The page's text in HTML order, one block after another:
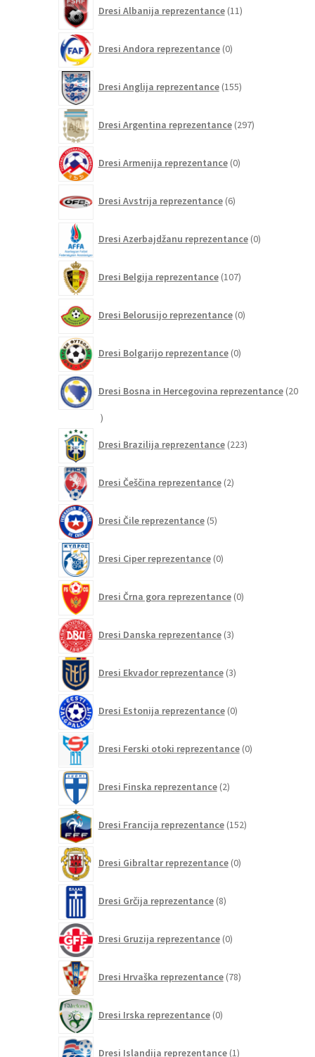
Dresi Albanija reprezentance 11izdelkov
Dresi Andora reprezentance 0izdelkov
Dresi Anglija reprezentance 155izdelkov
Dresi Argentina reprezentance 297izdelkov
Dresi Armenija reprezentance 0izdelkov
Dresi Avstrija reprezentance 6izdelkov
Dresi Azerbajdžanu reprezentance 0izdelkov
Dresi Belgija reprezentance 107izdelkov
Dresi Belorusijo reprezentance 0izdelkov
Dresi Bolgarijo reprezentance 0izdelkov
Dresi Bosna in Hercegovina reprezentance 20
20
Dresi Brazilija reprezentance 223izdelkov
Dresi Češčina reprezentance 2izdelka
Dresi Čile reprezentance 5izdelkov
Dresi Ciper reprezentance 0izdelkov
Dresi Črna gora reprezentance 0izdelkov
Dresi Danska reprezentance 3izdelki
Dresi Ekvador reprezentance 3izdelki
Dresi Estonija reprezentance 0izdelkov
Dresi Ferski otoki reprezentance 0izdelkov
Dresi Finska reprezentance 2izdelka
Dresi Francija reprezentance 152izdelkov
Dresi Gibraltar reprezentance 0izdelkov
Dresi Grčija reprezentance 8izdelkov
Dresi Gruzija reprezentance 0izdelkov
Dresi Hrvaška reprezentance 78izdelkov
Dresi Irska reprezentance 0izdelkov
Dresi Islandija reprezentance 1